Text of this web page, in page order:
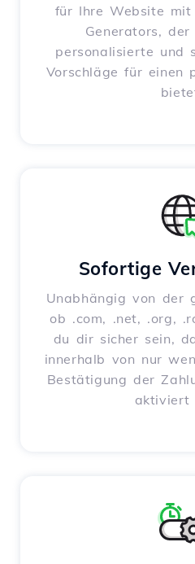
für Ihre Website mit
Generators,
personalisierte und
Vorschläge für einen
Sofortige
Unabhängig von der
ob .com, .net, .org,
du dir sicher sein,
innerhalb von nur
Bestätigung der
aktiviert